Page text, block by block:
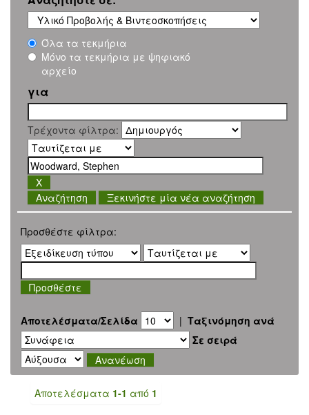
Όλα τα τεκμήρια
Μόνο τα τεκμήρια με ψηφιακό
αρχείο
για
Τρέχοντα φίλτρα:
Ξεκινήστε μία νέα αναζήτηση
Προσθέστε φίλτρα:
Αποτελέσματα/Σελίδα | Ταξινόμηση ανά
Σε σειρά
Αποτελέσματα 1-1 από 1